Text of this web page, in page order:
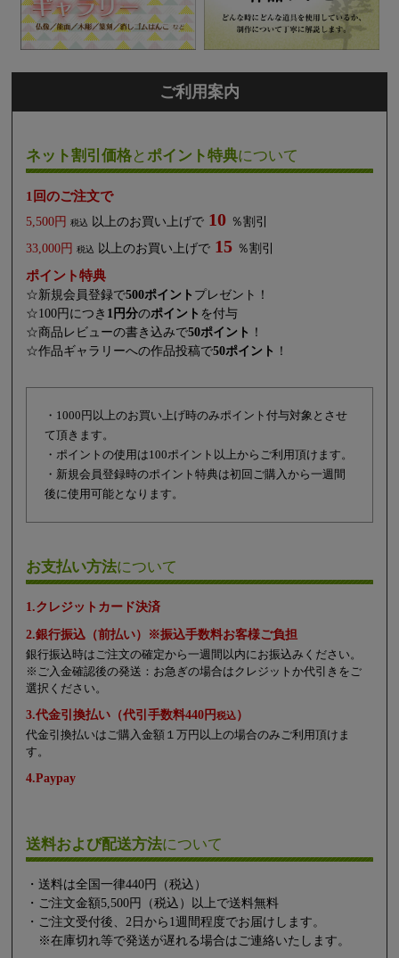
ご利用案内
ネット割引価格と ポイント特典について
1回のご注文で
5,500円 税込 以上のお買い上げで 10 ％割引
33,000円
税込 以上のお買い上げで 15 ％割引
ポイント特典
☆新規会員登録で500ポイント プレゼント！
☆100円につき 1円分のポイント を付与
☆商品レビューの書き込みで50ポイント ！
☆作品ギャラリーへの作品投稿で50ポイント ！
・1000円以上のお買い上げ時のみポイント付与対象とさせ
て頂きます。
・ポイントの使用は100ポイント以上からご利用頂けます。
・新規会員登録時のポイント特典は初回ご購入から一週間
後に使用可能となります。
お支払い方法について
1.クレジットカード決済
2.銀行振込（前払い）※振込手数料お客様ご負担
銀行振込時はご注文の確定から一週間以内にお振込みください。
※ご入金確認後の発送：お急ぎの場合はクレジットか代引きをご
選択ください。
3.代金引換払い（代引手数料440円税込）
代金引換払いはご購入金額１万円以上の場合のみご利用頂けま
す。
4.Paypay
送料および配送方法について
・送料は全国一律440円（税込）
・ご注文金額5,500円（税込）以上で送料無料
・ご注文受付後、2日から1週間程度でお届けします。
※在庫切れ等で発送が遅れる場合はご連絡いたします。